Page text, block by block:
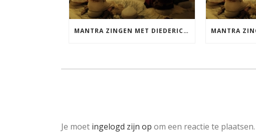
MANTRA ZINGEN MET DIEDERICK VRIJDAG 25 SEPTEMBER EN 20 NOVEMBER
Je moet ingelogd zijn op om een reactie te plaatsen.